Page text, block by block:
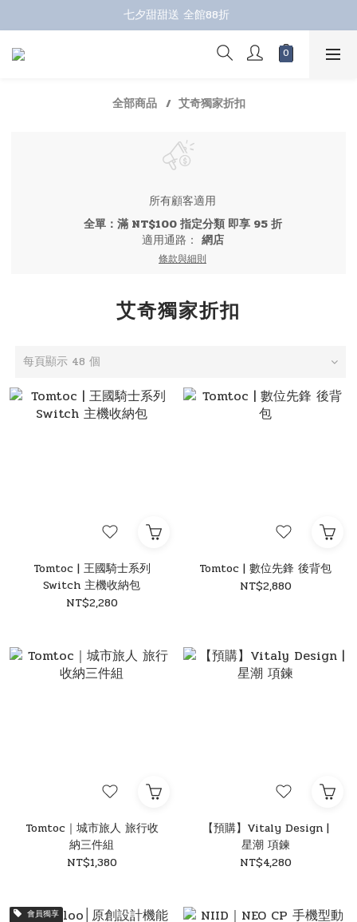
七夕甜甜送 全館88折
七夕甜甜送 全館88折
指定商品再折100；全館滿899免運 🚚
全部商品
艾奇獨家折扣
所有顧客適用
全單：滿 NT$100 指定分類 即享 95 折
適用通路： 網店
條款與細則
艾奇獨家折扣
每頁顯示 48 個
Tomtoc | 王國騎士系列
Switch 主機收納包
NT$2,280
Tomtoc | 數位先鋒 後背包
NT$2,880
Tomtoc｜城市旅人 旅行收
納三件組
NT$1,380
【預購】Vitaly Design |
星潮 項鍊
NT$4,280
會員獨享